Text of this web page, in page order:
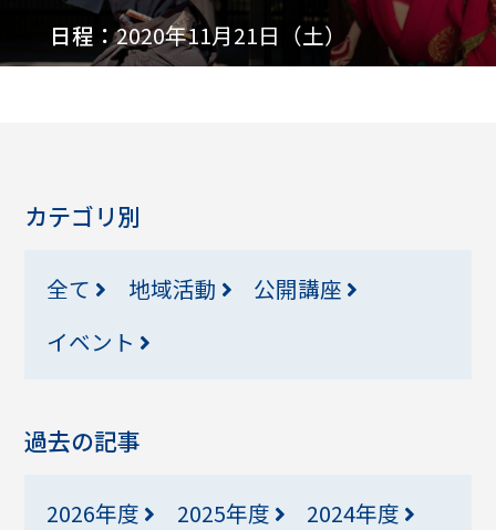
日程：2020年11月21日（土）
カテゴリ別
全て 地域活動
公開講座
イベント
過去の記事
2026年度 2025年度
2024年度